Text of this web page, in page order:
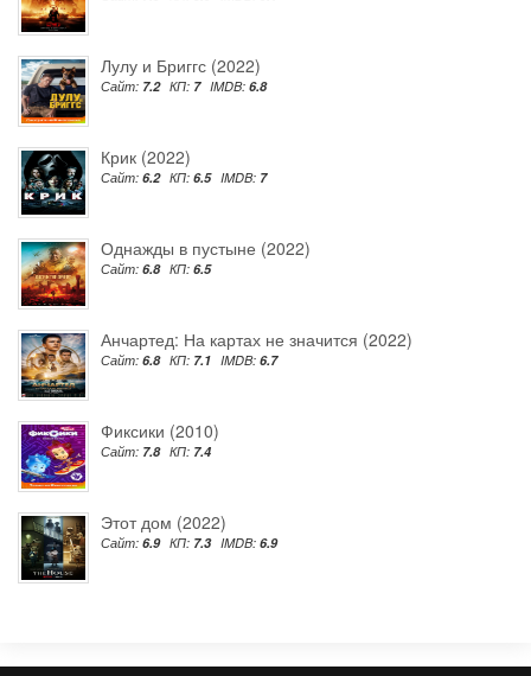
Лулу и Бриггс (2022)
Сайт: 7.2 КП: 7 IMDB: 6.8
Крик (2022)
Сайт: 6.2 КП: 6.5 IMDB: 7
Однажды в пустыне (2022)
Сайт: 6.8 КП: 6.5
Анчартед: На картах не значится (2022)
Сайт: 6.8 КП: 7.1 IMDB: 6.7
Фиксики (2010)
Сайт: 7.8 КП: 7.4
Этот дом (2022)
Сайт: 6.9 КП: 7.3 IMDB: 6.9